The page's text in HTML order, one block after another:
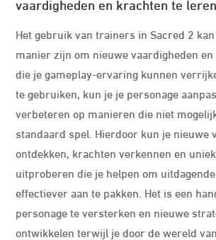
vaardigheden en krachten te leren.
Het gebruik van trainers in Sacred 2
manier zijn om nieuwe vaardigheden
die je gameplay-ervaring kunnen
te gebruiken, kun je je personage
verbeteren op manieren die niet
standaard spel. Hierdoor kun je nieuwe
ontdekken, krachten verkennen en
uitproberen die je helpen om
effectiever aan te pakken. Het is een
personage te versterken en nieuwe
ontwikkelen terwijl je door de wereld